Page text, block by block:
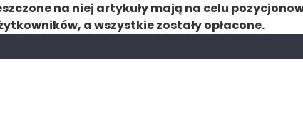
na niej artykuły mają na celu
a wszystkie zostały opłacone.